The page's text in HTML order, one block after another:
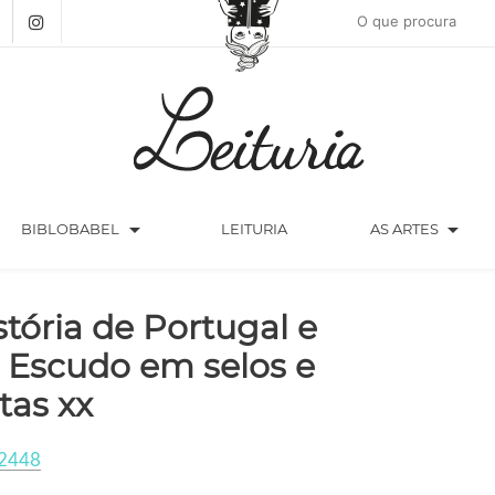
BIBLOBABEL arrow_drop_down LEITURIA AS ARTES arrow_drop_down
de Portugal e
em selos e
xx